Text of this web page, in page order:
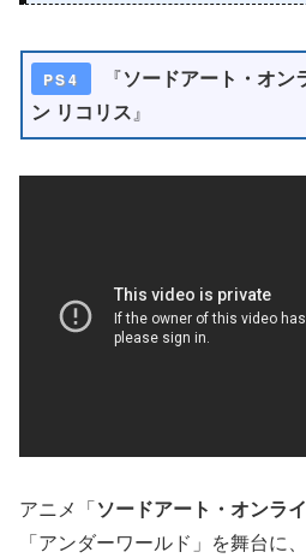
PS4 『ソードアート・オン
ン リコリス』
アニメ「ソードアート・オンラ
「アンダーワールド」を舞台に